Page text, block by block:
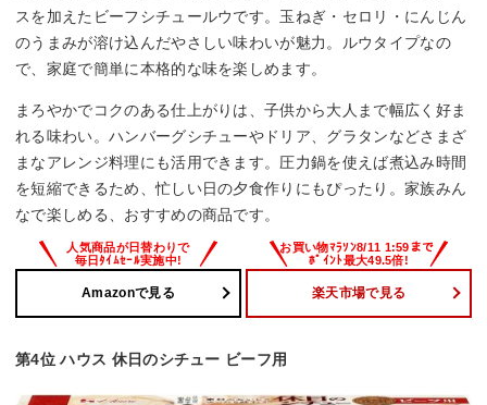
スを加えたビーフシチュールウです。玉ねぎ・セロリ・にんじん
のうまみが溶け込んだやさしい味わいが魅力。ルウタイプなの
で、家庭で簡単に本格的な味を楽しめます。
まろやかでコクのある仕上がりは、子供から大人まで幅広く好ま
れる味わい。ハンバーグシチューやドリア、グラタンなどさまざ
まなアレンジ料理にも活用できます。圧力鍋を使えば煮込み時間
を短縮できるため、忙しい日の夕食作りにもぴったり。家族みん
なで楽しめる、おすすめの商品です。
Amazonで見る 楽天市場で見る
第4位 ハウス 休日のシチュー ビーフ用